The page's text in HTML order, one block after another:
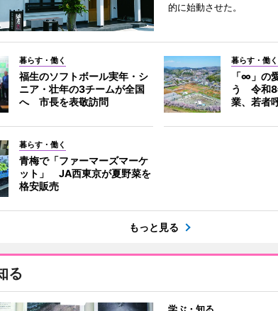
的に始動させた。
暮らす・働く
福生のソフトボール実年・シ
ニア・壮年の3チームが全国
へ 市長を表敬訪問
暮らす・働く
「∞」の
う 令和8
業、若者
暮らす・働く
青梅で「ファーマーズマーケ
ット」 JA西東京が夏野菜を
格安販売
もっと見る
る